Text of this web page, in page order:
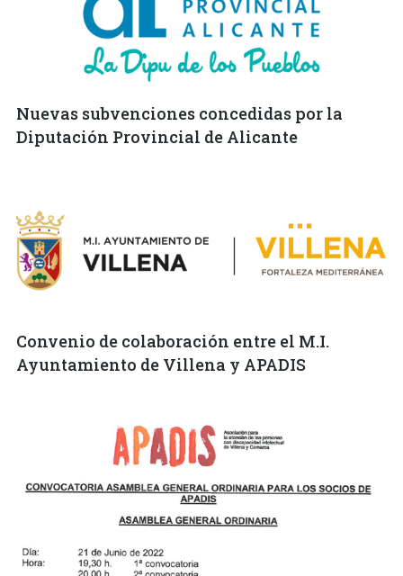
Nuevas subvenciones concedidas por la
Diputación Provincial de Alicante
Convenio de colaboración entre el M.I.
Ayuntamiento de Villena y APADIS